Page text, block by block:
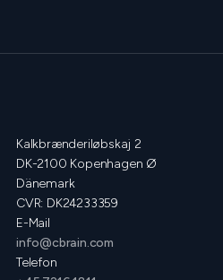
Kalkbrænderiløbskaj 2
DK-2100 Kopenhagen Ø
Dänemark
CVR: DK24233359
E-Mail
info@cbrain.com
Telefon